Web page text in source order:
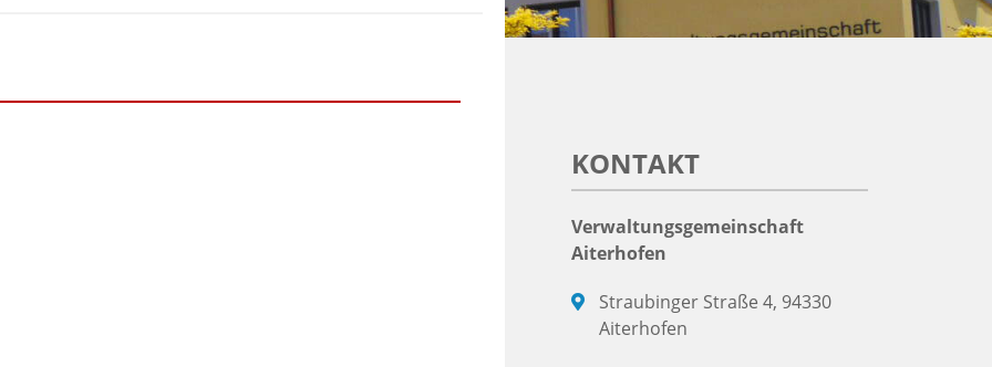
KONTAKT
Verwaltungsgemeinschaft
Aiterhofen
Straubinger Straße 4, 94330
Aiterhofen